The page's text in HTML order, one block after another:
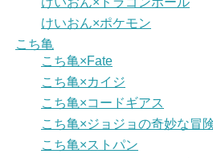
けいおん×ポケモン
こち亀
こち亀×Fate
こち亀×カイジ
こち亀×コードギアス
こち亀×ジョジョの奇妙な冒
こち亀×ストパン